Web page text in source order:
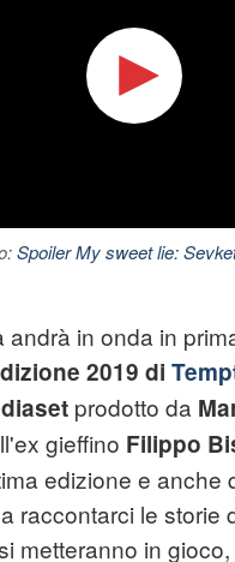
Spoiler My sweet lie:
andrà in onda in
2019 di
prodotto da
gieffino Filippo
edizione e anche
raccontarci le storie
metteranno in